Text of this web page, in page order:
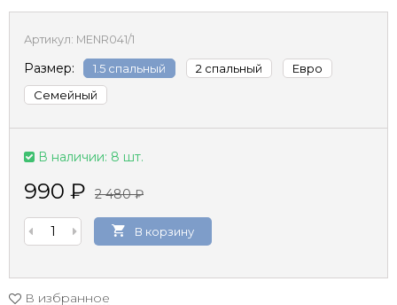
Артикул: MENR041/1
Размер: 1.5 спальный 2 спальный
Евро
Семейный
В наличии: 8 шт.
990 ₽ 2 480₽
В корзину
В избранное